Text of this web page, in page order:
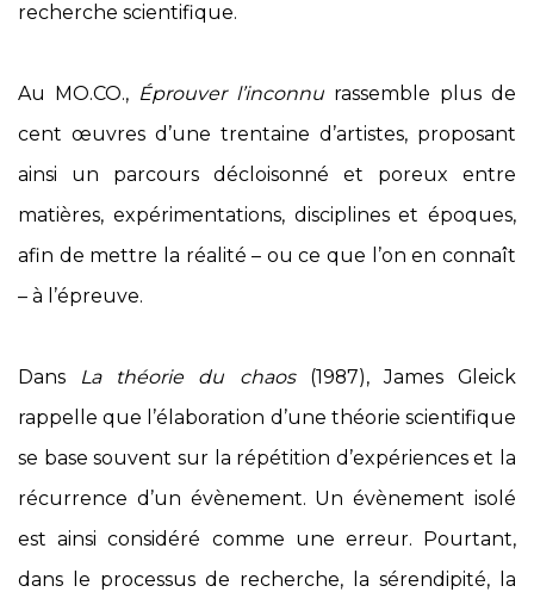
recherche scientifique.
Au MO.CO., Éprouver l’inconnu rassemble plus de
cent œuvres d’une trentaine d’artistes, proposant
ainsi un parcours décloisonné et poreux entre
matières, expérimentations, disciplines et époques,
afin de mettre la réalité – ou ce que l’on en connaît
– à l’épreuve.
Dans La théorie du chaos(1987), James Gleick
rappelle que l’élaboration d’une théorie scientifique
se base souvent sur la répétition d’expériences et la
récurrence d’un évènement. Un évènement isolé
est ainsi considéré comme une erreur. Pourtant,
dans le processus de recherche, la sérendipité, la